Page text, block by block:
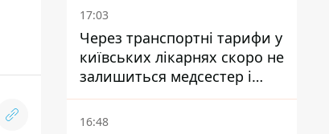
17:03
Через транспортні тарифи у
київських лікарнях скоро не
залишиться медсестер і
санітарок - професор
Голубовська
16:48